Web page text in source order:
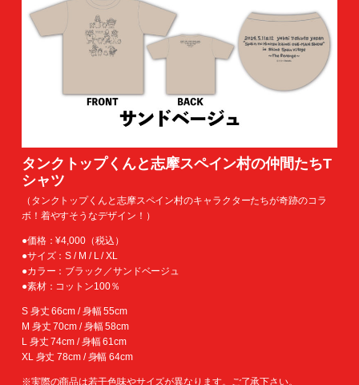
タンクトップくんと志摩スペイン村の仲間たちT
シャツ
（タンクトップくんと志摩スペイン村のキャラクターたちが奇跡のコラ
ボ！着やすそうなデザイン！）
●価格：¥4,000（税込）
●サイズ：S / M / L / XL
●カラー：ブラック／サンドベージュ
●素材：コットン100％
S 身丈 66cm / 身幅 55cm
M 身丈 70cm / 身幅 58cm
L 身丈 74cm / 身幅 61cm
XL 身丈 78cm / 身幅 64cm
※実際の商品は若干色味やサイズが異なります。ご了承下さい。